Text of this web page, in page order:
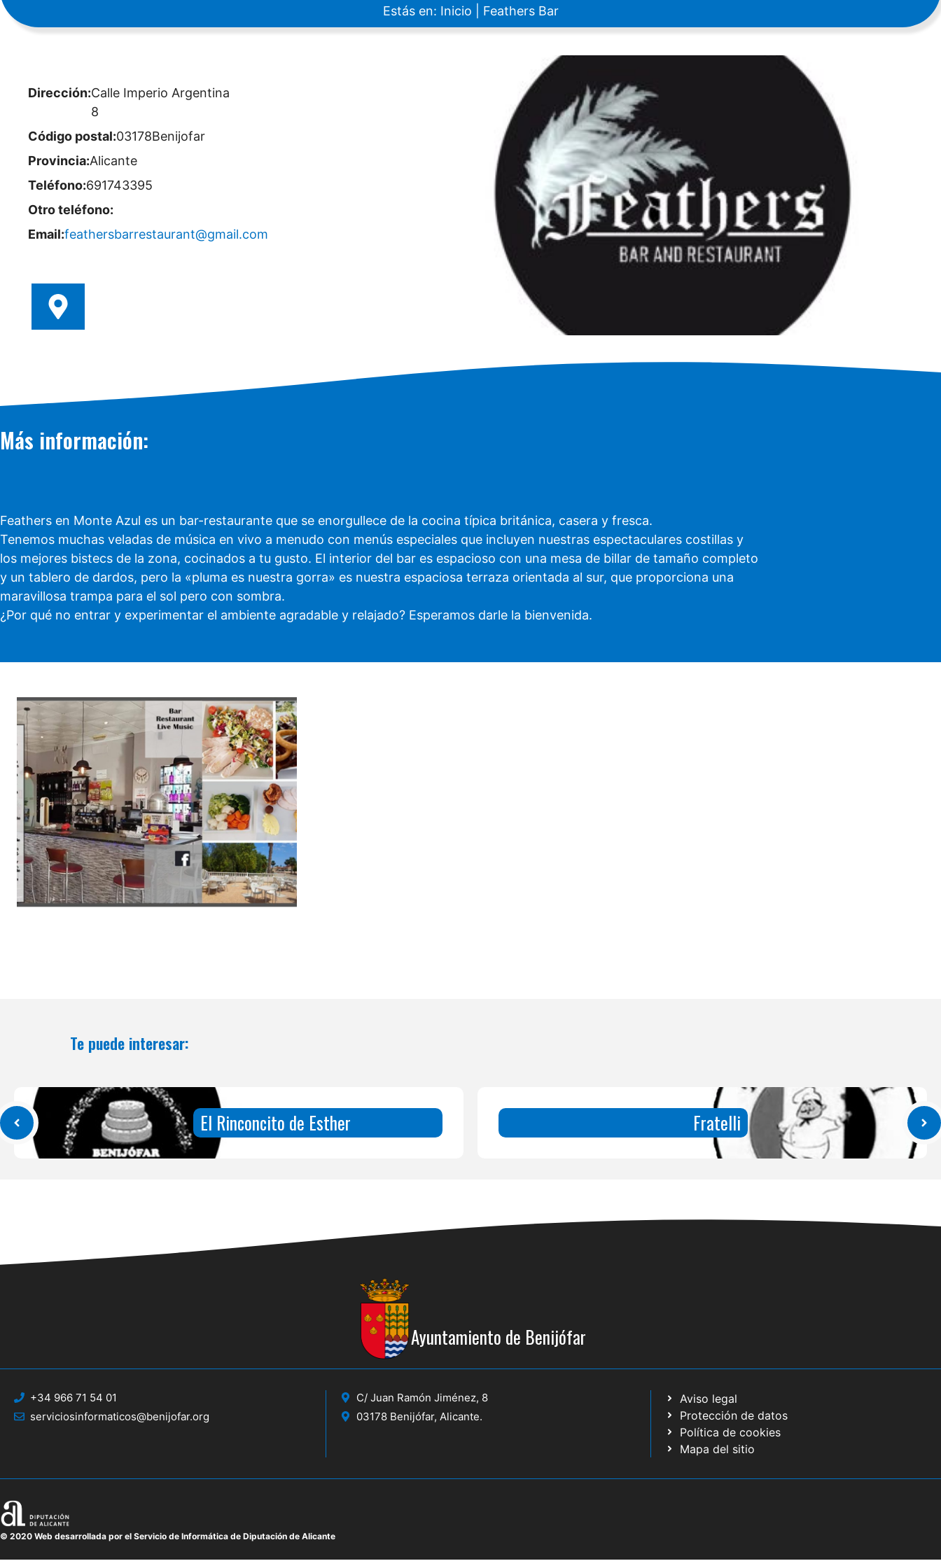
Estás en: Inicio Feathers Bar
Dirección:Calle Imperio Argentina
8
Código postal:03178Benijofar
Provincia:Alicante
Teléfono:691743395
Otro teléfono:
Email:feathersbarrestaurant@gmail.com
Más información:
Feathers en Monte Azul es un bar-restaurante que se enorgullece de la cocina típica británica, casera y fresca.
Tenemos muchas veladas de música en vivo a menudo con menús especiales que incluyen nuestras espectaculares costillas y
los mejores bistecs de la zona, cocinados a tu gusto. El interior del bar es espacioso con una mesa de billar de tamaño completo
y un tablero de dardos, pero la «pluma es nuestra gorra» es nuestra espaciosa terraza orientada al sur, que proporciona una
maravillosa trampa para el sol pero con sombra.
¿Por qué no entrar y experimentar el ambiente agradable y relajado? Esperamos darle la bienvenida.
Te puede interesar:
El Rinconcito de Esther Fratelli
Ayuntamiento de Benijófar
+34 966 71 54 01
serviciosinformaticos@benijofar.org
C/ Juan Ramón Jiménez, 8
03178 Benijófar, Alicante.
Aviso legal
Protección de datos
Política de cookies
Mapa del sitio
© 2020 Web desarrollada por el Servicio de Informática de Diputación de Alicante